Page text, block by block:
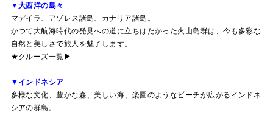
▼大西洋の島々
マデイラ、アゾレス諸島、カナリア諸島。
かつて大航海時代の発見への道に立ちはだかった火山島群は、今も多彩な
自然と美しさで旅人を魅了します。
★クルーズ一覧▶
▼インドネシア
多様な文化、豊かな森、美しい海、楽園のようなビーチが広がるインドネ
シアの群島。